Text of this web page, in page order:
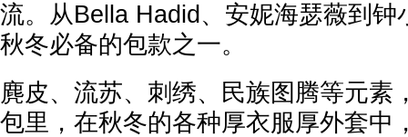
流。从Bella Hadid、安妮海瑟薇到钟
秋冬必备的包款之一。
麂皮、流苏、刺绣、民族图腾等元素
包里，在秋冬的各种厚衣服厚外套中